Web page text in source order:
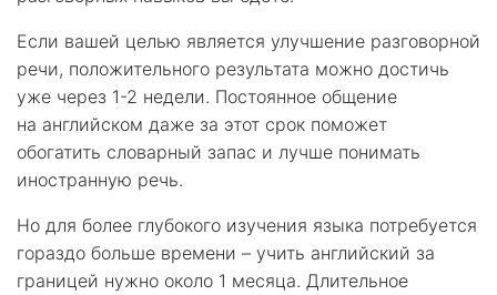
Если вашей целью является улучшение разговорной
речи, положительного результата можно достичь
уже через 1-2 недели. Постоянное общение
на английском даже за этот срок поможет
обогатить словарный запас и лучше понимать
иностранную речь.
Но для более глубокого изучения языка потребуется
гораздо больше времени – учить английский за
границей нужно около 1 месяца. Длительное